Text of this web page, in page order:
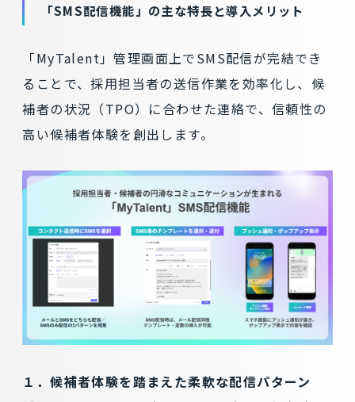
「SMS配信機能」の主な特長と導入メリット
「MyTalent」管理画面上でSMS配信が完結でき
ることで、採用担当者の送信作業を効率化し、候
補者の状況（TPO）に合わせた連絡で、信頼性の
高い候補者体験を創出します。
１．候補者体験を踏まえた柔軟な配信パターン